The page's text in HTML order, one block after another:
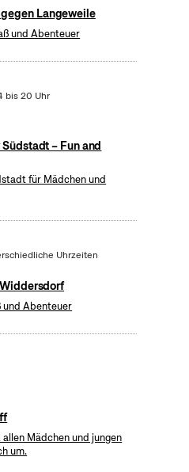
Langeweile
und Abenteuer
bis 20 Uhr
– Fun and
für Mädchen und
Uhrzeiten
und Abenteuer
Mädchen und jungen
um.